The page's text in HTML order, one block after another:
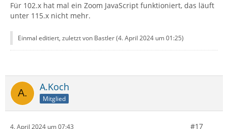
Für 102.x hat mal ein Zoom JavaScript funktioniert, das läuft
unter 115.x nicht mehr.
Einmal editiert, zuletzt von Bastler (4. April 2024 um 01:25)
A.Koch
Mitglied
4. April 2024 um 07:43 #17